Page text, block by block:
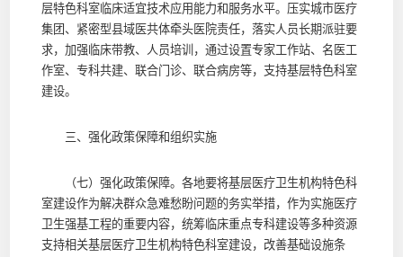
层特色科室临床适宜技术应用能力和服务水平。压实城市医疗
集团、紧密型县域医共体牵头医院责任，落实人员长期派驻要
求，加强临床带教、人员培训，通过设置专家工作站、名医工
作室、专科共建、联合门诊、联合病房等，支持基层特色科室
建设。
三、强化政策保障和组织实施
（七）强化政策保障。各地要将基层医疗卫生机构特色科
室建设作为解决群众急难愁盼问题的务实举措，作为实施医疗
卫生强基工程的重要内容，统筹临床重点专科建设等多种资源
支持相关基层医疗卫生机构特色科室建设，改善基础设施条